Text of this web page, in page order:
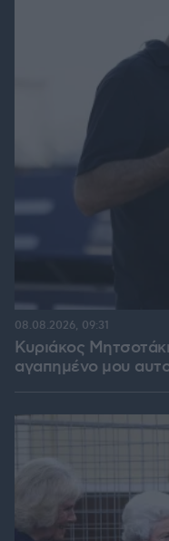
Κυριάκος
αγαπημένο μου
08.08.2026, 09:31